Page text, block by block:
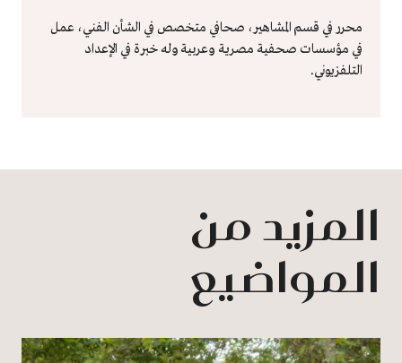
محرر في قسم المشاهير، صحافي متخصص في الشأن الفني، عمل
في مؤسسات صحفية مصرية وعربية وله خبرة في الإعداد
التلفزيوني.
المزيد من
المواضيع